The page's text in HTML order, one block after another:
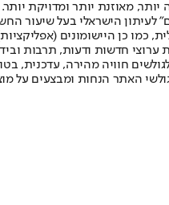
מאוזנת יותר ומדויקת
הראשונה פורסמה ב-30 ביולי 2007, וב-2010 הפך
חדשות ודעות, תרבות
לגולשים חוויה מהירה,
האתר הנחות ומבצעים על